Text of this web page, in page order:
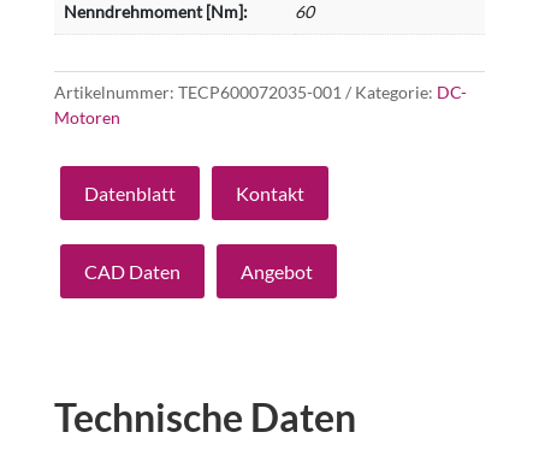
Nenndrehmoment [Nm]: 60
Artikelnummer: TECP600072035-001 Kategorie: DC-
Motoren
Datenblatt Kontakt
CAD Daten Angebot
Technische Daten